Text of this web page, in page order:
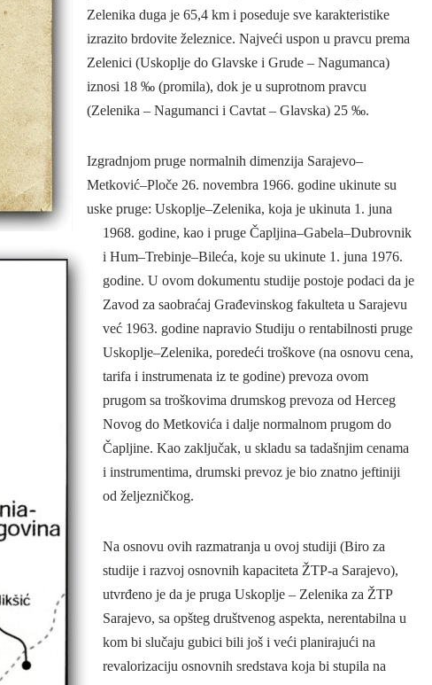
Zelenika duga je 65,4 km i poseduje sve karakteristike
izrazito brdovite železnice. Najveći uspon u pravcu prema
Zelenici (Uskoplje do Glavske i Grude – Nagumanca)
iznosi 18 ‰ (promila), dok je u suprotnom pravcu
(Zelenika – Nagumanci i Cavtat – Glavska) 25 ‰.
Izgradnjom pruge normalnih dimenzija Sarajevo–
Metković–Ploče 26. novembra 1966. godine ukinute su
uske pruge: Uskoplje–Zelenika, koja je ukinuta 1. juna
1968. godine, kao i pruge Čapljina–Gabela–Dubrovnik
i Hum–Trebinje–Bileća, koje su ukinute 1. juna 1976.
godine. U ovom dokumentu studije postoje podaci da je
Zavod za saobraćaj Građevinskog fakulteta u Sarajevu
već 1963. godine napravio Studiju o rentabilnosti pruge
Uskoplje–Zelenika, poredeći troškove (na osnovu cena,
tarifa i instrumenata iz te godine) prevoza ovom
prugom sa troškovima drumskog prevoza od Herceg
Novog do Metkovića i dalje normalnom prugom do
Čapljine. Kao zaključak, u skladu sa tadašnjim cenama
i instrumentima, drumski prevoz je bio znatno jeftiniji
od željezničkog.
Na osnovu ovih razmatranja u ovoj studiji (Biro za
studije i razvoj osnovnih kapaciteta ŽTP-a Sarajevo),
utvrđeno je da je pruga Uskoplje – Zelenika za ŽTP
Sarajevo, sa opšteg društvenog aspekta, nerentabilna u
kom bi slučaju gubici bili još i veći planirajući na
revalorizaciju osnovnih sredstava koja bi stupila na